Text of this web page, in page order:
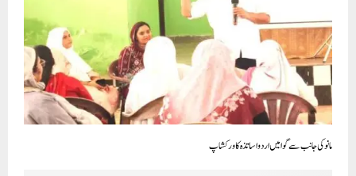
مانو کی جانب سے گوا میں اردو اساتذہ کا ورکشاپ